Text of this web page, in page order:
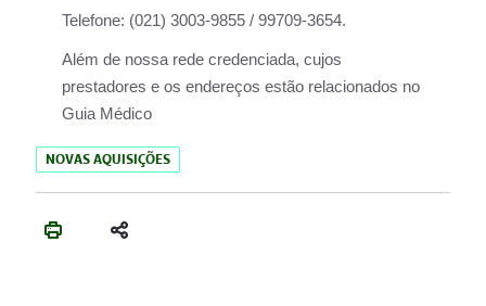
Telefone: (021) 3003-9855 / 99709-3654.
Além de nossa rede credenciada, cujos
prestadores e os endereços estão relacionados no
Guia Médico
NOVAS AQUISIÇÕES